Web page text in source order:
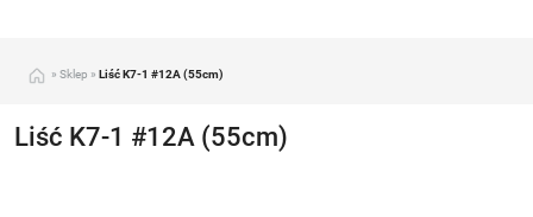
» Sklep » Liść K7-1 #12A (55cm)
Liść K7-1 #12A (55cm)